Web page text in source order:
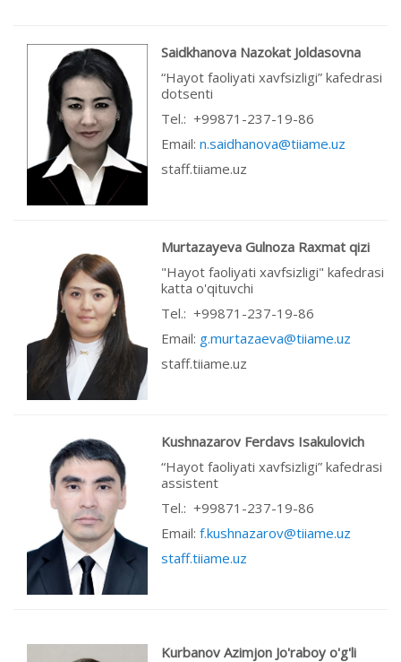
Saidkhanova Nazokat Joldasovna
“Hayot faoliyati xavfsizligi” kafedrasi
dotsenti
Теl.: +99871-237-19-86
Email: n.saidhanova@tiiame.uz
staff.tiiame.uz
Murtazayeva Gulnoza Raxmat qizi
"Hayot faoliyati xavfsizligi" kafedrasi
katta o'qituvchi
Теl.: +99871-237-19-86
Email: g.murtazaeva@tiiame.uz
staff.tiiame.uz
Kushnazarov Ferdavs Isakulovich
“Hayot faoliyati xavfsizligi” kafedrasi
assistent
Теl.: +99871-237-19-86
Email: f.kushnazarov@tiiame.uz
staff.tiiame.uz
Kurbanov Azimjon Jo'raboy o'g'li